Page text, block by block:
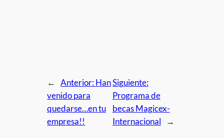
← Anterior:Han
venido para
quedarse…en tu
empresa!!
Siguiente:
Programa de
becas Magicex-
Internacional
→